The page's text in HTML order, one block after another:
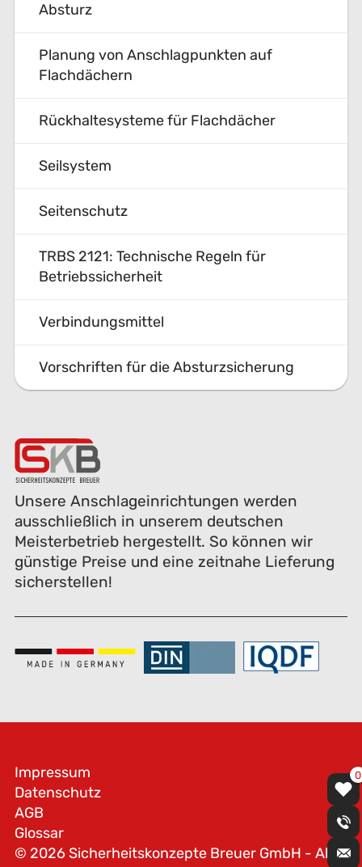
Absturz
Planung von Anschlagpunkten auf
Flachdächern
Rückhaltesysteme für Flachdächer
Seilsystem
Seitenschutz
TRBS 2121: Technische Regeln für
Betriebssicherheit
Verbindungsmittel
Vorschriften für die Absturz­si­cher­ung
Unsere Anschlageinrichtungen werden
ausschließlich in unserem deutschen
Meisterbetrieb hergestellt. So können wir
günstige Preise und eine zeitnahe Lieferung
sicherstellen!
© 2026 Sicherheitskonzepte Breuer GmbH - Alle
Impressum
Datenschutz
AGB
Glossar
0